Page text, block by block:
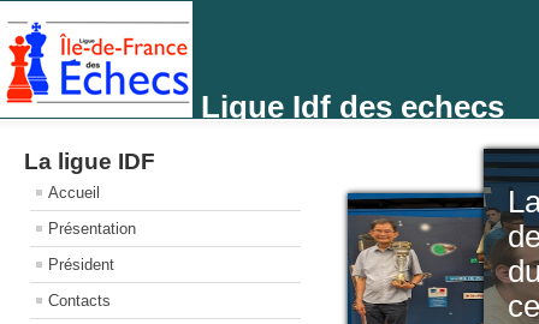
Ligue Idf des echecs
La ligue IDF
Accueil
Présentation
Président
Contacts